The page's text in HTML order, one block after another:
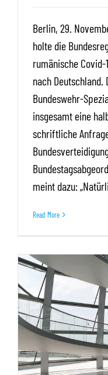
Berlin, 29.
holte die
rumänische
nach
Bundeswehr-
insgesamt eine
schriftliche
meint dazu:
Read More